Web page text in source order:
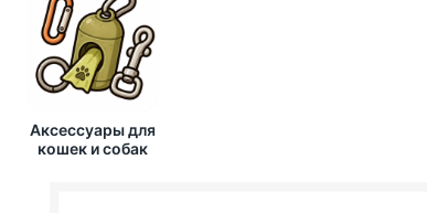
Аксессуары для
кошек и собак